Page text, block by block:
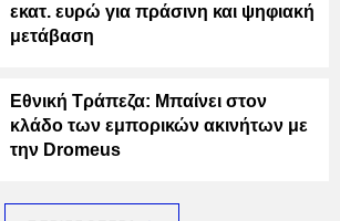
εκατ. ευρώ για πράσινη και ψηφιακή
μετάβαση
Εθνική Τράπεζα: Μπαίνει στον
κλάδο των εμπορικών ακινήτων με
την Dromeus